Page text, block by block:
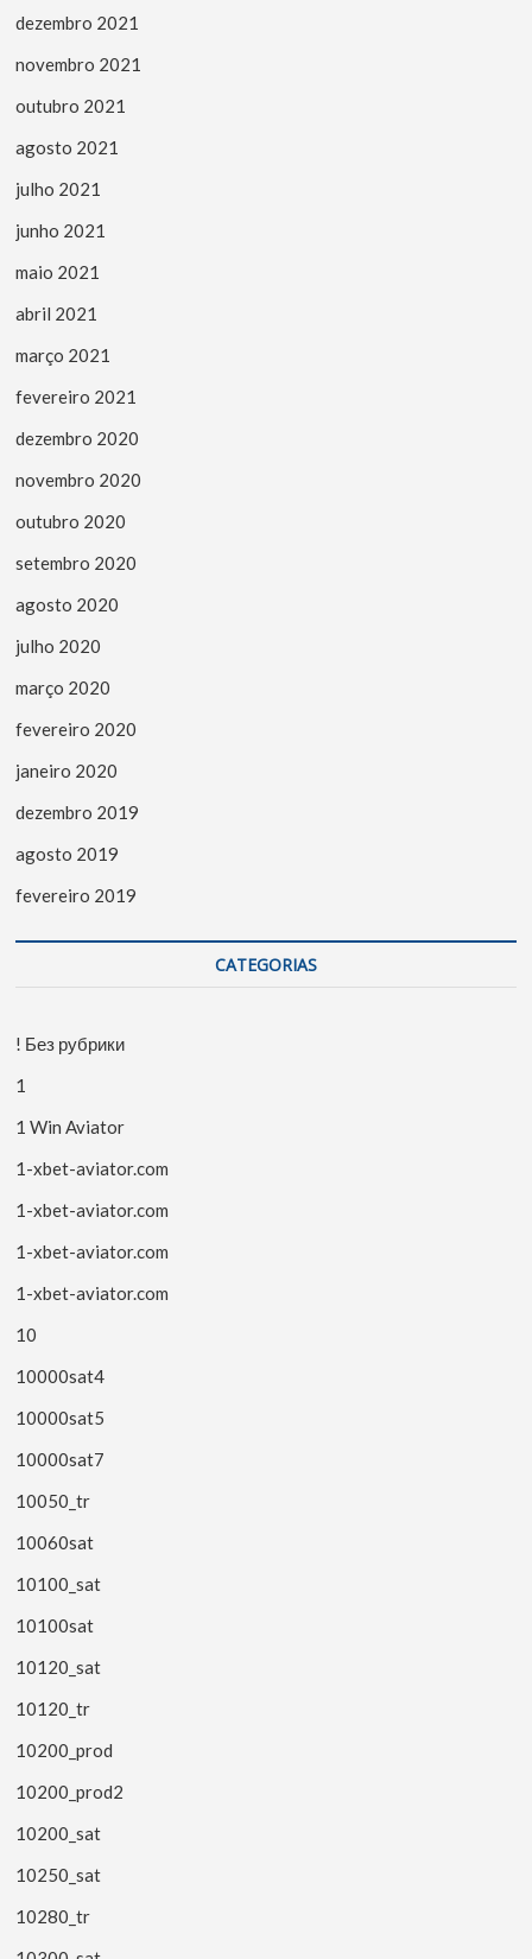
dezembro 2021
novembro 2021
outubro 2021
agosto 2021
julho 2021
junho 2021
maio 2021
abril 2021
março 2021
fevereiro 2021
dezembro 2020
novembro 2020
outubro 2020
setembro 2020
agosto 2020
julho 2020
março 2020
fevereiro 2020
janeiro 2020
dezembro 2019
agosto 2019
fevereiro 2019
CATEGORIAS
! Без рубрики
1
1 Win Aviator
1-xbet-aviator.com
1-xbet-aviator.com
1-xbet-aviator.com
1-xbet-aviator.com
10
10000sat4
10000sat5
10000sat7
10050_tr
10060sat
10100_sat
10100sat
10120_sat
10120_tr
10200_prod
10200_prod2
10200_sat
10250_sat
10280_tr